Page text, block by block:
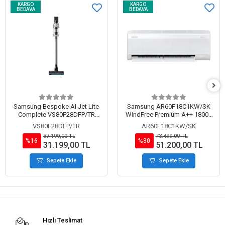
KARGO
BEDAVA
Samsung Bespoke AI Jet Lite
Complete VS80F28DFP/TR
Islak Kuru Şarjlı Dikey Süpürge
VS80F28DFP/TR
%16
37.199,00 TL
31.199,00 TL
Sepete Ekle
KARGO
BEDAVA
Samsung AR60F18C1KW/SK
WindFree Premium A++ 18000
BTU Inverter Duvar Tipi Split
Klima
AR60F18C1KW/SK
%30
73.499,00 TL
51.200,00 TL
Sepete Ekle
Hızlı Teslimat